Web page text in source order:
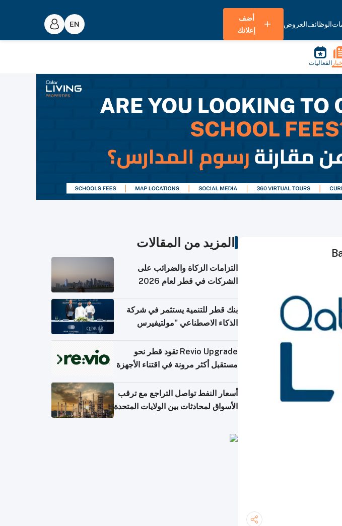
الوظائفالعروض
أضف
إعلانك
الفعاليات
المزيد من المقالات
التزامات الزكاة والضرائب على
الشركات في قطر لعام 2026
بنك قطر للتنمية يستثمر في شركة
الذكاء الاصطناعي "مولتيفيرس
Revio Upgrade تقود قطر نحو
مستقبل أكثر مرونة في اقتناء الأجهزة
أسعار النفط تواصل التراجع مع ترقب
الأسواق لمحادثات بين الولايات المتحدة